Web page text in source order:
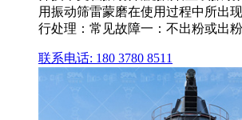
用振动筛雷蒙磨在使用过程中所出
行处理：常见故障一：不出粉或出粉
联系电话: 180 3780 8511